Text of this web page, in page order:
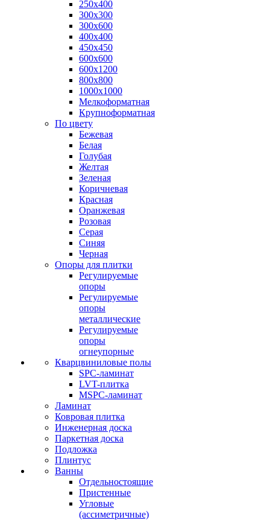
250х400
300х300
300х600
400х400
450х450
600х600
600х1200
800х800
1000х1000
Мелкоформатная
Крупноформатная
По цвету
Бежевая
Белая
Голубая
Желтая
Зеленая
Коричневая
Красная
Оранжевая
Розовая
Серая
Синяя
Черная
Опоры для плитки
Регулируемые
опоры
Регулируемые
опоры
металлические
Регулируемые
опоры
огнеупорные
Кварцвиниловые полы
SPC-ламинат
LVT-плитка
MSPC-ламинат
Ламинат
Ковровая плитка
Инженерная доска
Паркетная доска
Подложка
Плинтус
Ванны
Отдельностоящие
Пристенные
Угловые
(ассиметричные)